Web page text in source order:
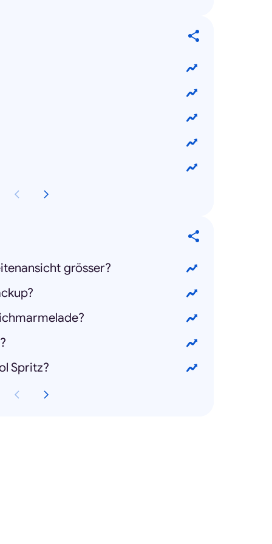
grösser?
Spritz?